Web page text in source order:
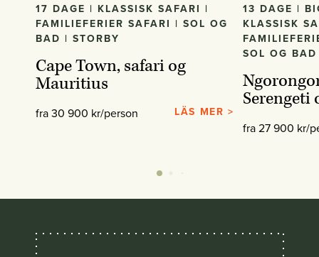
17 DAGE | KLASSISK SAFARI |
FAMILIEFERIER SAFARI | SOL OG
BAD | STORBY
Cape Town, safari og
Mauritius
fra 30 900 kr/person LÄS MER >
13 DAGE |
KLASSISK
SOL OG BAD
Serengeti
fra 27 900 kr/